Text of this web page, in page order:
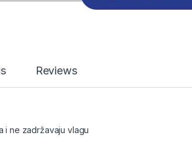
Reviews
i ne zadržavaju vlagu